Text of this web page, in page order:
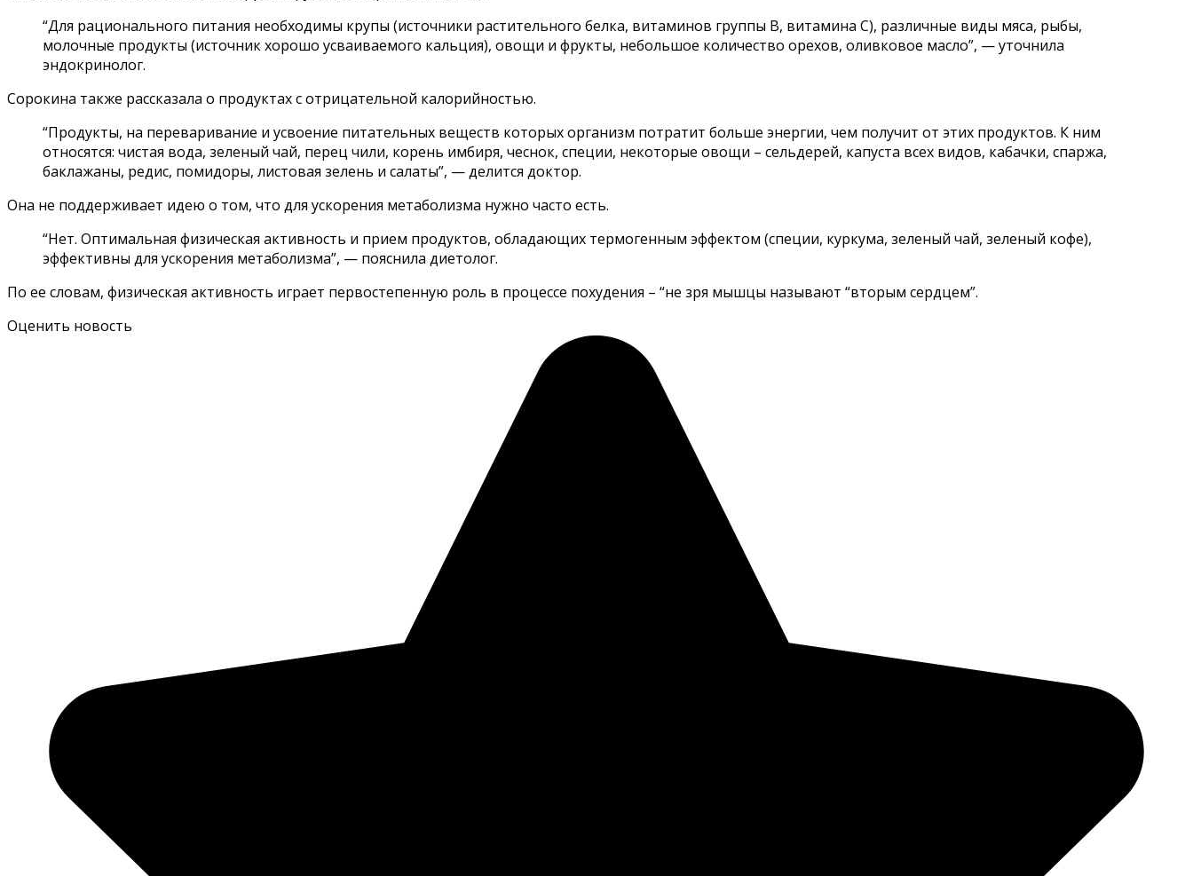
“Для рационального питания необходимы крупы (источники растительного белка, витаминов группы В, витамина С), различные виды мяса, рыбы,
молочные продукты (источник хорошо усваиваемого кальция), овощи и фрукты, небольшое количество орехов, оливковое масло”, — уточнила
эндокринолог.
Сорокина также рассказала о продуктах с отрицательной калорийностью.
“Продукты, на переваривание и усвоение питательных веществ которых организм потратит больше энергии, чем получит от этих продуктов. К ним
относятся: чистая вода, зеленый чай, перец чили, корень имбиря, чеснок, специи, некоторые овощи – сельдерей, капуста всех видов, кабачки, спаржа,
баклажаны, редис, помидоры, листовая зелень и салаты”, — делится доктор.
Она не поддерживает идею о том, что для ускорения метаболизма нужно часто есть.
“Нет. Оптимальная физическая активность и прием продуктов, обладающих термогенным эффектом (специи, куркума, зеленый чай, зеленый кофе),
эффективны для ускорения метаболизма”, — пояснила диетолог.
По ее словам, физическая активность играет первостепенную роль в процессе похудения – “не зря мышцы называют “вторым сердцем”.
Оценить новость